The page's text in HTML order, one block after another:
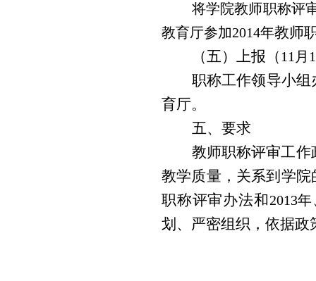
将学院教师职称评
教育厅参加2014年教师
（五）上报（11月
职称工作领导小
育厅。
五、要求
教师职称评审工
教学质量，关系到学
职称评审办法和2013
划、严密组织，依据